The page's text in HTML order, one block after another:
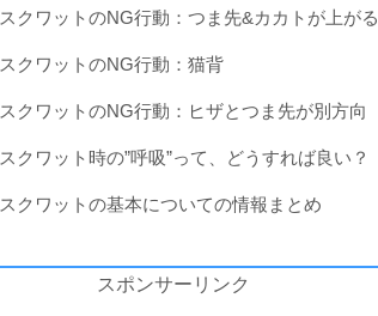
スクワットのNG行動：つま先&カカトが上がる
スクワットのNG行動：猫背
スクワットのNG行動：ヒザとつま先が別方向
スクワット時の”呼吸”って、どうすれば良い？
スクワットの基本についての情報まとめ
スポンサーリンク